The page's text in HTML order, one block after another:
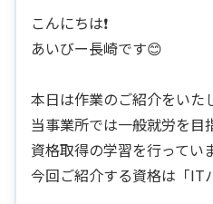
こんにちは❗
あいびー長崎です😊
本日は作業のご紹介をいた
当事業所では一般就労を目
資格取得の学習を行ってい
今回ご紹介する資格は「IT